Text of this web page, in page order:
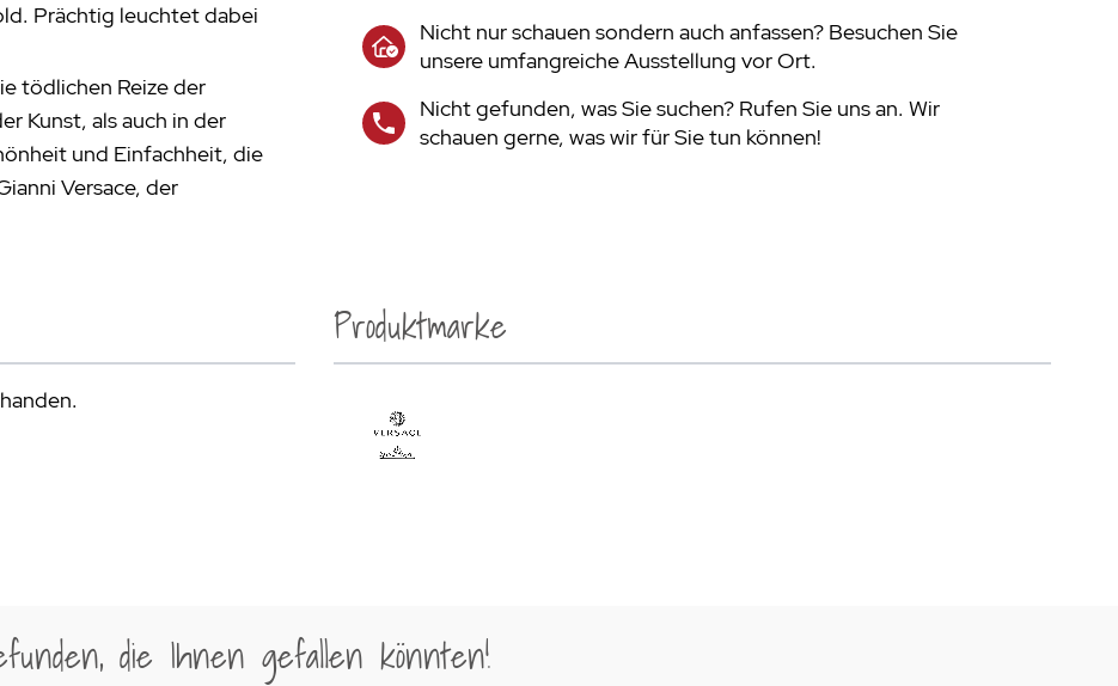
Prächtig leuchtet dabei
tödlichen Reize der
Kunst, als auch in der
und Einfachheit, die
Versace, der
Nicht nur schauen sondern auch anfassen? Besuchen Sie
unsere umfangreiche Ausstellung vor Ort.
Nicht gefunden, was Sie suchen? Rufen Sie uns an. Wir
schauen gerne, was wir für Sie tun können!
Produktmarke
die Ihnen gefallen könnten!